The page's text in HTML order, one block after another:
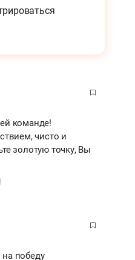
команде!
чисто и
золотую точку, Вы
победу